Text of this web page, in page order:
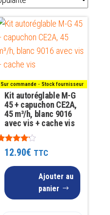
Sur commande - Stock fournisseur
Kit autoréglable M-G
45 + capuchon CE2A,
45 m³/h, blanc 9016
avec vis + cache vis
Note
4.0012.90€ TTC
Ajouter au
panier